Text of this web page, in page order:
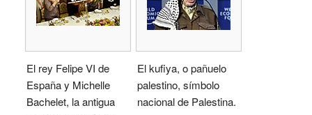
El rey Felipe VI de
España y Michelle
Bachelet, la antigua
El kufiya, o pañuelo
palestino, símbolo
nacional de Palestina.